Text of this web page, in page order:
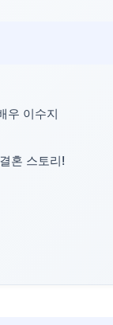
우 이수지
혼 스토리!